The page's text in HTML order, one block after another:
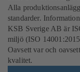
Alla
standarder.
KSB Sverige AB är
miljö (ISO
Oavsett var och
kvalitet.